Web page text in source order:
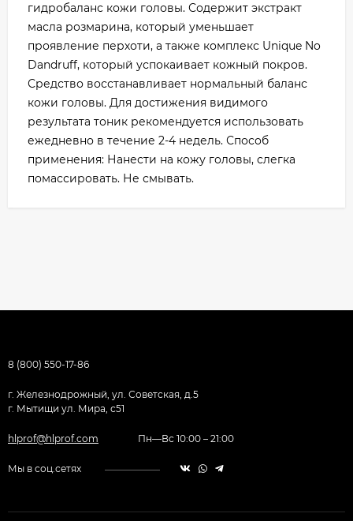
гидробаланс кожи головы. Содержит экстракт
масла розмарина, который уменьшает
проявление перхоти, а также комплекс Unique No
Dandruff, который успокаивает кожный покров.
Средство восстанавливает нормальный баланс
кожи головы. Для достижения видимого
результата тоник рекомендуется использовать
ежедневно в течение 2-4 недель. Способ
применения: Нанести на кожу головы, слегка
помассировать. Не смывать.
8 (800) 550-17-86
г. Железнодрожный, ул. Советская, д.5
г. Мытищи ул. Мира, с51
hlprof@hlprof.com Пн—Вс 10:00 – 21:00
Мы в соц.сетях